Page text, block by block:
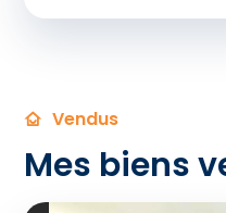
Vendus
Mes biens